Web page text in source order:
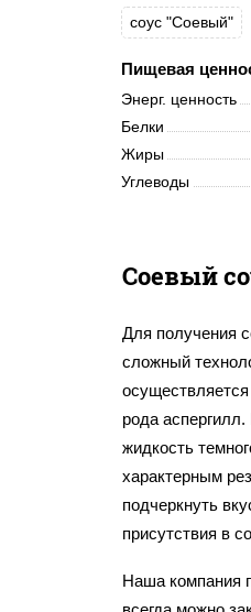
соус "Соевый"
Пищевая
Энерг. ценность
Белки
Жиры
Углеводы
Соевый
Для получения
сложный
рода
жидкость
характерным
подчеркнуть
присутствия в
Наша компания